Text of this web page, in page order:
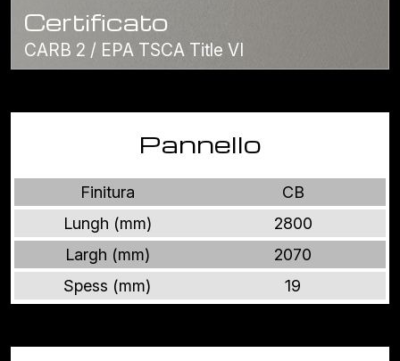
Certificato
CARB 2 / EPA TSCA Title VI
Pannello
Finitura
CB
Lungh (mm)
2800
Largh (mm)
2070
Spess (mm)
19